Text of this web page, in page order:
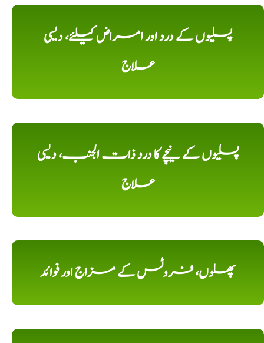
پسلیوں کے درد اور امراض کیلئے، دیسی
علاج
پسلیوں کے نیچے کا درد ذات الجنب، دیسی
علاج
پھلوں، فروٹس کے مزاج اور فوائد